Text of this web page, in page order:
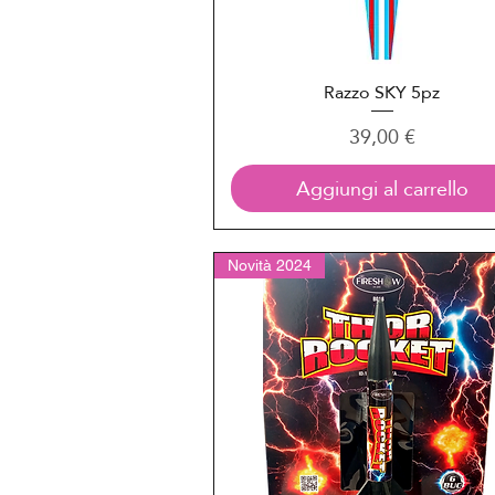
Vista rapida
Razzo SKY 5pz
Prezzo
39,00 €
Aggiungi al carrello
Novità 2024